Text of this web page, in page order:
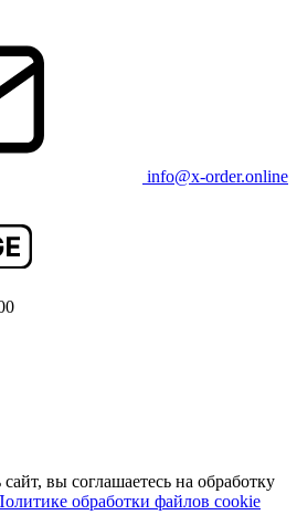
info@x-order.online
вы соглашаетесь на обработку
обработки файлов coоkie